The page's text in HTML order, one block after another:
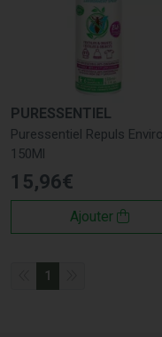
Marques
Nous proposons
plus réputées telles que
Puressentiel
PURESSENTIEL
Puressentiel Repuls
150Ml
15,96€
Ajouter
1